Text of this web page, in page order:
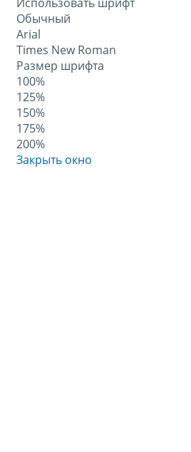
Обычный
Arial
Times New Roman
Размер шрифта
100%
125%
150%
175%
200%
Закрыть окно